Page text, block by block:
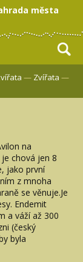
města
— Zvířata —
na
je chová jen 8
jako první
z mnoha
se věnuje.Je
Endemit
a váží až 300
(český
byla